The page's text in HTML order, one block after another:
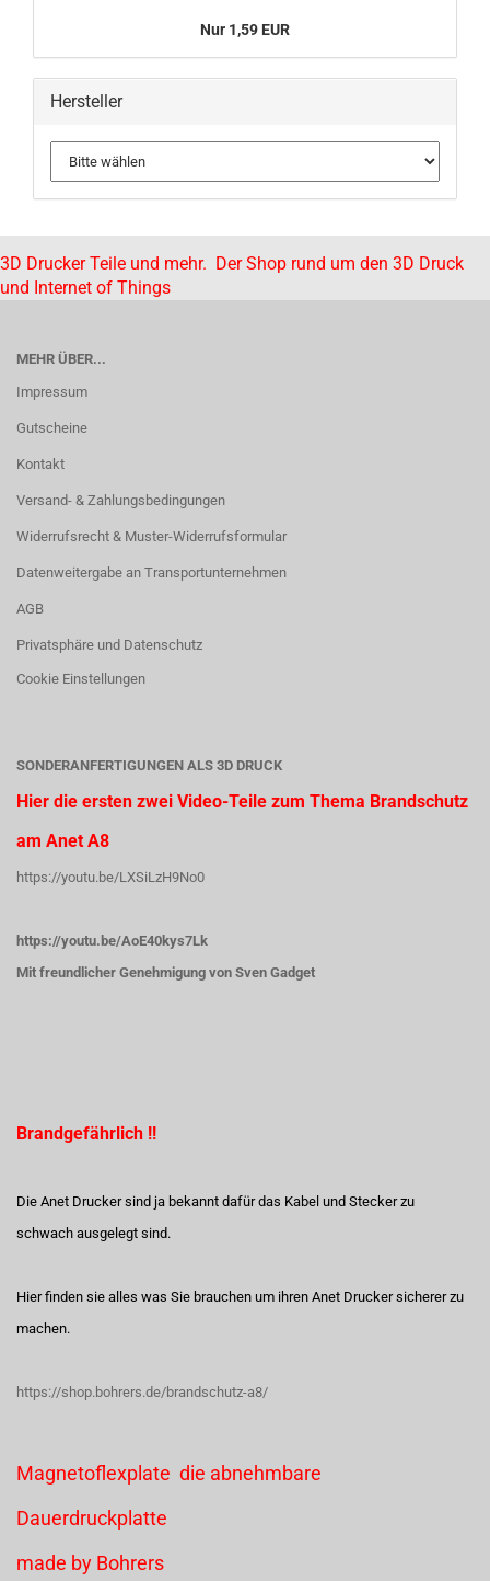
Nur 1,59 EUR
Hersteller
3D Drucker Teile und mehr. Der Shop rund um den 3D Druck
und Internet of Things
MEHR ÜBER...
Impressum
Gutscheine
Kontakt
Versand- & Zahlungsbedingungen
Widerrufsrecht & Muster-Widerrufsformular
Datenweitergabe an Transportunternehmen
AGB
Privatsphäre und Datenschutz
Cookie Einstellungen
SONDERANFERTIGUNGEN ALS 3D DRUCK
Hier die ersten zwei Video-Teile zum Thema Brandschutz
am Anet A8
https://youtu.be/LXSiLzH9No0
https://youtu.be/AoE40kys7Lk
Mit freundlicher Genehmigung von Sven Gadget
Brandgefährlich !!
Die Anet Drucker sind ja bekannt dafür das Kabel und Stecker zu
schwach ausgelegt sind.
Hier finden sie alles was Sie brauchen um ihren Anet Drucker sicherer zu
machen.
https://shop.bohrers.de/brandschutz-a8/
Magnetoflexplate die abnehmbare
Dauerdruckplatte
made by Bohrers